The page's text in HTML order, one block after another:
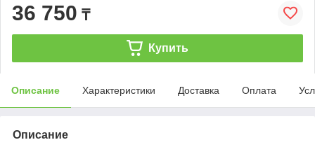
36 750 ₸
Купить
Описание Характеристики Доставка Оплата
Описание